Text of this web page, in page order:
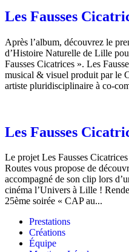
Les Fausses
Après l’album, découvrez le
d’Histoire Naturelle de Lille
Fausses Cicatrices ». Les
musical & visuel produit par le
artiste pluridisciplinaire à co-
Les Fausses
Le projet Les Fausses
Routes vous propose de
accompagné de son clip lors
cinéma l’Univers à Lille !
25ème soirée « CAP au...
Prestations
Créations
Équipe